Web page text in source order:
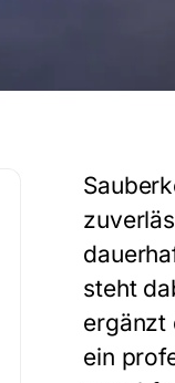
steht
ergänzt
ein